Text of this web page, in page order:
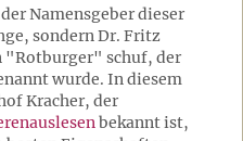
Namensgeber dieser
sondern Dr. Fritz
"Rotburger" schuf, der
wurde. In diesem
Kracher, der
bekannt ist,